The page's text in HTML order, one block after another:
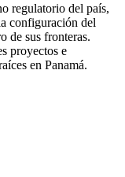
regulatorio del país,
configuración del
de sus fronteras.
proyectos e
en Panamá.